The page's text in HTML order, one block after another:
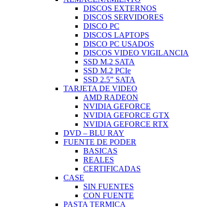
DISCOS EXTERNOS
DISCOS SERVIDORES
DISCO PC
DISCOS LAPTOPS
DISCO PC USADOS
DISCOS VIDEO VIGILANCIA
SSD M.2 SATA
SSD M.2 PCIe
SSD 2.5” SATA
TARJETA DE VIDEO
AMD RADEON
NVIDIA GEFORCE
NVIDIA GEFORCE GTX
NVIDIA GEFORCE RTX
DVD – BLU RAY
FUENTE DE PODER
BASICAS
REALES
CERTIFICADAS
CASE
SIN FUENTES
CON FUENTE
PASTA TERMICA